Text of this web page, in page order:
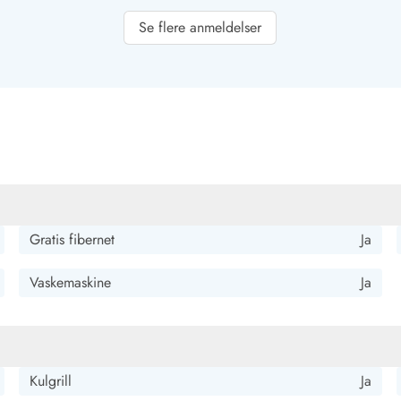
Se flere anmeldelser
Gratis fibernet Ja
Vaskemaskine Ja
Kulgrill Ja